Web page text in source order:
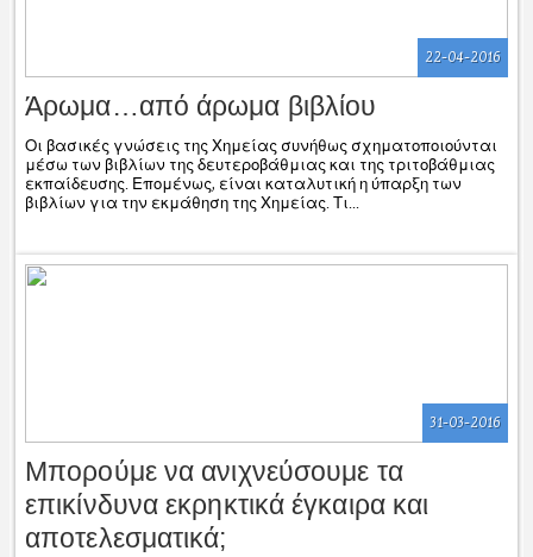
22-04-2016
Άρωμα…από άρωμα βιβλίου
Οι βασικές γνώσεις της Χημείας συνήθως σχηματοποιούνται
μέσω των βιβλίων της δευτεροβάθμιας και της τριτοβάθμιας
εκπαίδευσης. Επομένως, είναι καταλυτική η ύπαρξη των
βιβλίων για την εκμάθηση της Χημείας. Τι...
31-03-2016
Μπορούμε να ανιχνεύσουμε τα
επικίνδυνα εκρηκτικά έγκαιρα και
αποτελεσματικά;